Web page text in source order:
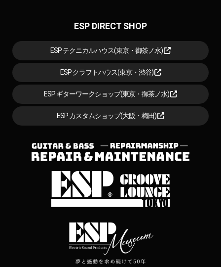
ESP DIRECT SHOP
ESP テクニカルハウス(東京・御茶ノ水)
ESP クラフトハウス(東京・渋谷)
ESP ギターワークショップ(東京・御茶ノ水)
ESP カスタムショップ(大阪・梅田)